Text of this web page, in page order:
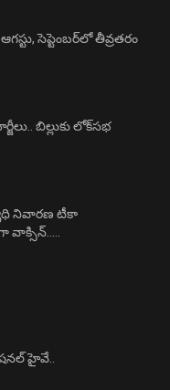
సెప్టెంబర్‌లో తీవ్రతరం
బిల్లుకు లోక్‌సభ
నివారణ టీకా
వాక్సిన్…..
హైవే..